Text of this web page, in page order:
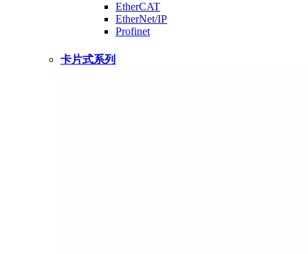
EtherCAT
EtherNet/IP
Profinet
卡片式系列